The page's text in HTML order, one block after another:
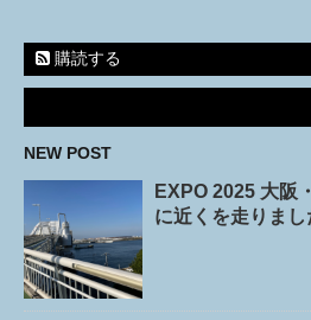
購読する
NEW POST
EXPO 2025 大阪
に近くを走りまし